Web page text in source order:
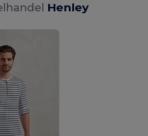
Henley